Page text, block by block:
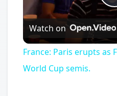
Watch on
France: Paris erupts as
World Cup semis.